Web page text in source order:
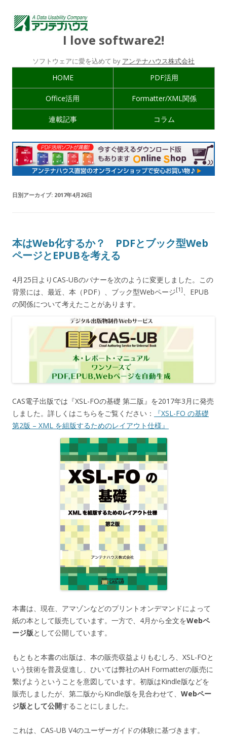
I love software2!
ソフトウェアに愛を込めて by アンテナハウス株式会社
HOME PDF活用
Office活用 Formatter/XML関係
連載記事 コラム
日別アーカイブ: 2017年4月26日
本はWeb化するか？ PDFとブック型Web
ページとEPUBを考える
4月25日よりCAS-UBのバナーを次のように変更しました。この
背景には、最近、本（PDF）、ブック型Webページ[1]
、EPUB
の関係について考えたことがあります。
CAS電子出版では『XSL-FOの基礎 第二版』を2017年3月に発売
しました。詳しくはこちらをご覧ください：
『XSL-FO の基礎
第2版 – XML を組版するためのレイアウト仕様』
本書は、現在、アマゾンなどのプリントオンデマンドによって
紙の本として販売しています。一方で、4月から全文をWebペ
ージ版として公開しています。
もともと本書の出版は、本の販売収益よりもむしろ、XSL-FOと
いう技術を普及促進し、ひいては弊社のAH Formatterの販売に
繫げようということを意図しています。初版はKindle版などを
販売しましたが、第二版からKindle版を見合わせて、 Webペー
ジ版として公開することにしました。
これは、CAS-UB V4のユーザーガイドの体験に基づきます。